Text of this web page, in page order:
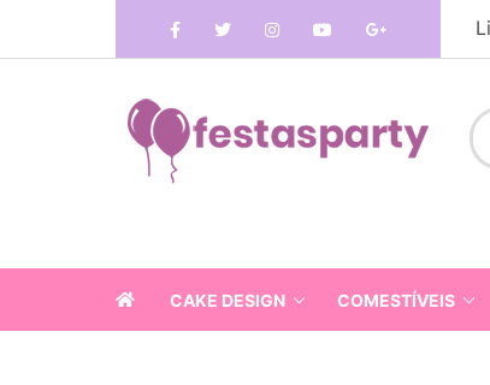
CAKE DESIGN COMESTÍVEIS